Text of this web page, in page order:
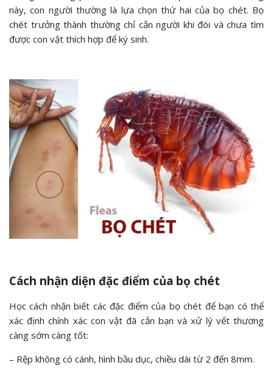
này, con người thường là lựa chọn thứ hai của bọ chét. Bọ
chét trưởng thành thường chỉ cắn người khi đói và chưa tìm
được con vật thích hợp để ký sinh.
Cách nhận diện đặc điểm của bọ chét
Học cách nhận biết các đặc điểm của bọ chét để bạn có thể
xác định chính xác con vật đã cắn bạn và xử lý vết thương
càng sớm càng tốt:
– Rệp không có cánh, hình bầu dục, chiều dài từ 2 đến 8mm.